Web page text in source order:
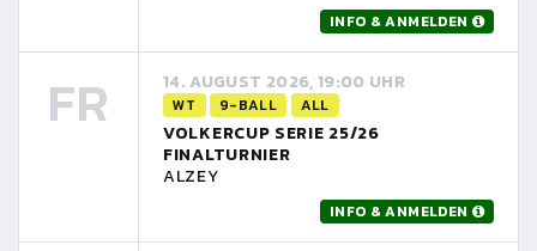
INFO & ANMELDEN
FR 14. AUGUST 2026, 19:00 UHR
WT 9-BALL ALL
VOLKERCUP SERIE 25/26
FINALTURNIER
ALZEY
INFO & ANMELDEN